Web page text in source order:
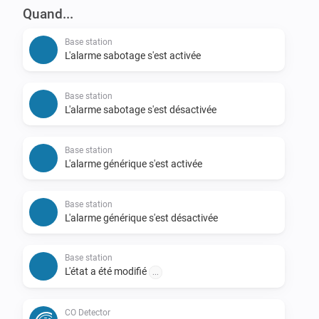
Quand...
Base station
L'alarme sabotage s'est activée
Base station
L'alarme sabotage s'est désactivée
Base station
L'alarme générique s'est activée
Base station
L'alarme générique s'est désactivée
Base station
L'état a été modifié
CO Detector